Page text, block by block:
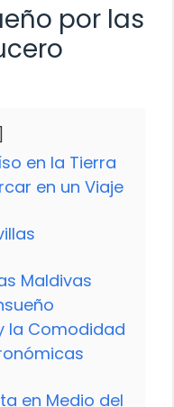
por las
en la Tierra
en un Viaje
Maldivas
la Comodidad
en Medio del